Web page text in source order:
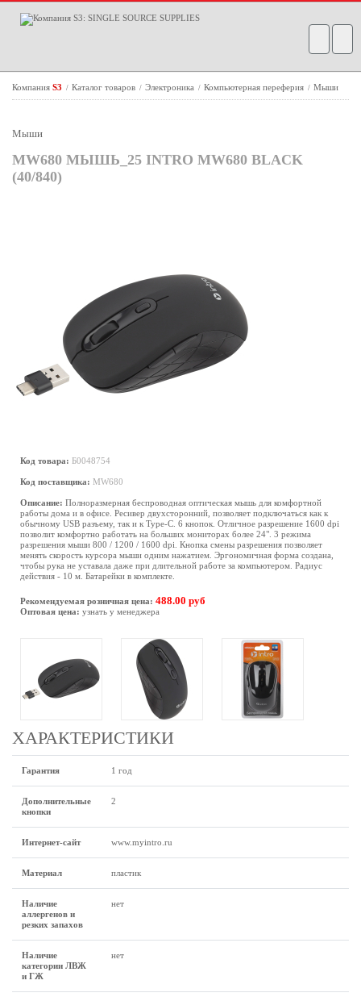
Компания S3 / Каталог товаров / Электроника / Компьютерная переферия / Мыши
Мыши
MW680 МЫШЬ_25 INTRO MW680 BLACK
(40/840)
Код товара: Б0048754
Код поставщика: MW680
Описание: Полноразмерная беспроводная оптическая мышь для комфортной
работы дома и в офисе. Ресивер двухсторонний, позволяет подключаться как к
обычному USB разъему, так и к Type-C. 6 кнопок. Отличное разрешение 1600 dpi
позволит комфортно работать на больших мониторах более 24". 3 режима
разрешения мыши 800 / 1200 / 1600 dpi. Кнопка смены разрешения позволяет
менять скорость курсора мыши одним нажатием. Эргономичная форма создана,
чтобы рука не уставала даже при длительной работе за компьютером. Радиус
действия - 10 м. Батарейки в комплекте.
Рекомендуемая розничная цена: 488.00 руб
Оптовая цена: узнать у менеджера
ХАРАКТЕРИСТИКИ
Гарантия 1 год
Дополнительные
кнопки
2
Интернет-сайт www.myintro.ru
Материал пластик
Наличие
аллергенов и
резких запахов
нет
Наличие
категории ЛВЖ
и ГЖ
нет